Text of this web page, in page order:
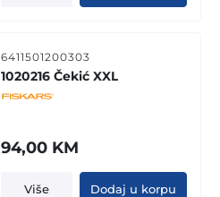
6411501200303
1020216 Čekić XXL
94,00 KM
Više Dodaj u korpu